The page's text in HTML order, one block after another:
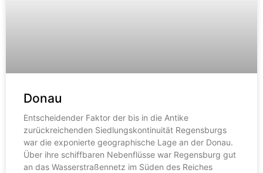
Donau
Entscheidender Faktor der bis in die Antike
zurückreichenden Siedlungskontinuität Regensburgs
war die exponierte geographische Lage an der Donau.
Über ihre schiffbaren Nebenflüsse war Regensburg gut
an das Wasserstraßennetz im Süden des Reiches